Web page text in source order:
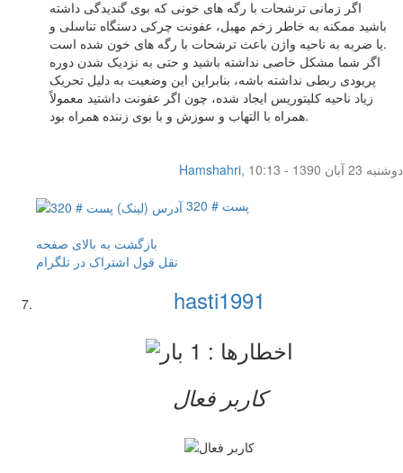
اگر زمانی ترشحات با رگه های خونی که بوی گندیدگی داشته
باشید ممکنه به خاطر زخم مهبل، عفونت چرکی دستگاه تناسلی و
یا ضربه به ناحیه واژن باعث ترشحات با رگه های خون شده است.
اگر شما مشکل خاصی نداشته باشید و حتی به نزدیک شدن دوره
پریودی ربطی نداشته باشه، بنابراین این وضعیت به دلیل تحریک
زیاد ناحیه کلیتوریس ایجاد شده، چون اگر عفونت داشتید معمولاً
همراه با التهاب و سوزش و با بوی زننده همراه بود.
Hamshahri,
دوشنبه 23 آبان 1390 - 10:13
پست # 320
بازگشت به بالای صفحه
نقل قول اشتراک در تلگرام
hasti1991
کاربر فعال